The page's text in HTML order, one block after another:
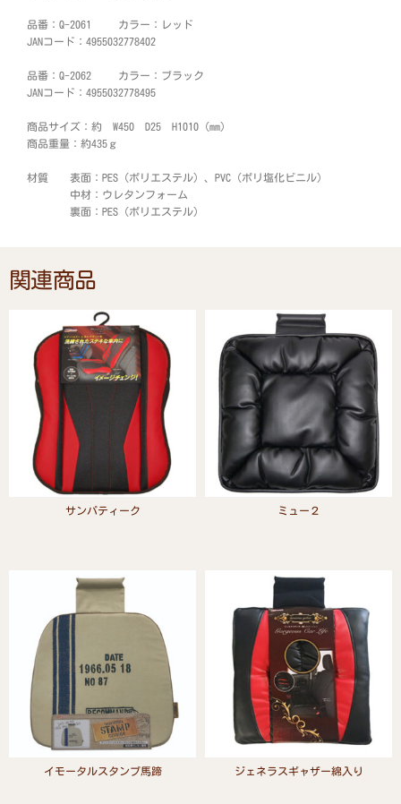
品番：Q-2061 カラー：レッド
JANコード：4955032778402
品番：Q-2062 カラー：ブラック
JANコード：4955032778495
商品サイズ：約 W450 D25 H1010 (mm)
商品重量：約435ｇ
材質 表面：PES（ポリエステル）、PVC（ポリ塩化ビニル）
中材：ウレタンフォーム
裏面：PES（ポリエステル）
関連商品
サンパティーク ミュー２
イモータルスタンプ馬蹄 ジェネラスギャザー綿入り